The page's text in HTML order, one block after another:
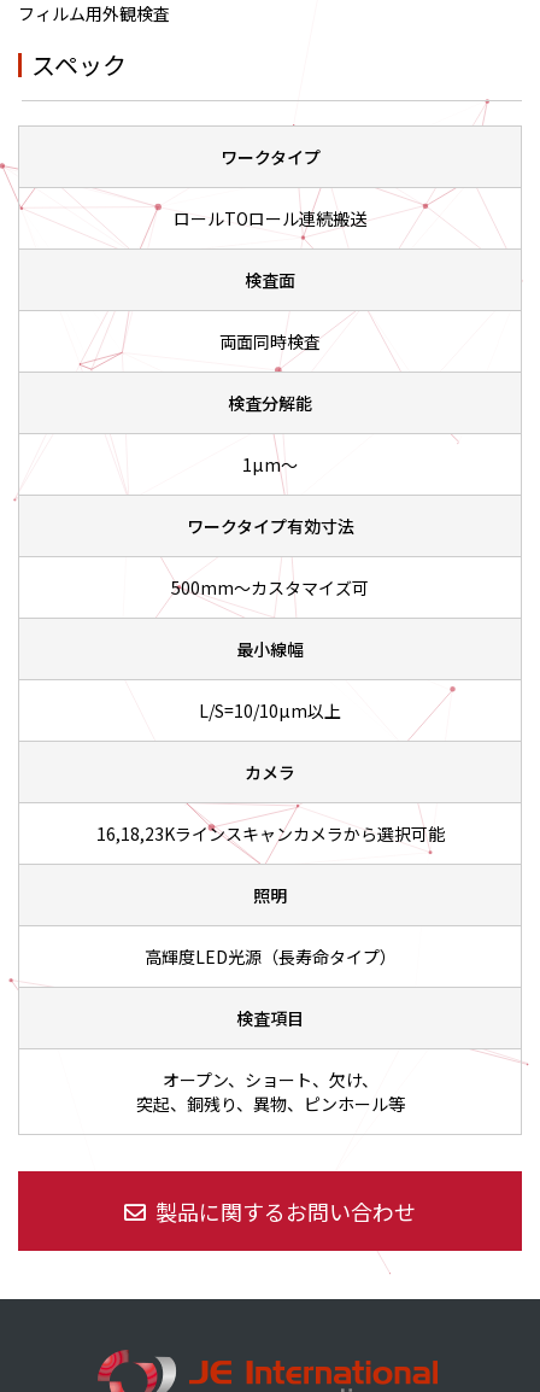
フィルム用外観検査
スペック
ワークタイプ
ロールTOロール連続搬送
検査面
両面同時検査
検査分解能
1µm～
ワークタイプ有効寸法
500mm～カスタマイズ可
最小線幅
L/S=10/10µm以上
カメラ
16,18,23Kラインスキャンカメラから選択可能
照明
高輝度LED光源（長寿命タイプ）
検査項目
オープン、ショート、欠け、
突起、銅残り、異物、ピンホール等
製品に関するお問い合わせ